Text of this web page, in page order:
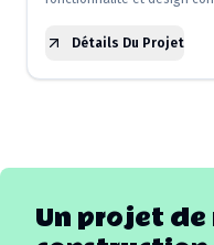
Détails Du Projet
Un projet